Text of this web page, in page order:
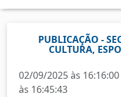
PUBLICAÇÃO -
CULTURA,
02/09/2025 às
às 16:45:43